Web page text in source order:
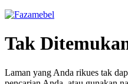
Tak
Laman yang Anda rikues tak